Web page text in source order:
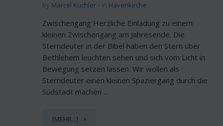
by Marcel Kuchler in Havenkirche
Zwischengang Herzliche Einladung zu einem
kleinen Zwischengang am Jahresende. Die
Sterndeuter in der Bibel haben den Stern über
Bethlehem leuchten sehen und sich vom Licht in
Bewegung setzen lassen. Wir wollen als
Sterndeuter einen kleinen Spaziergang durch die
Südstadt machen ...
[MEHR...]